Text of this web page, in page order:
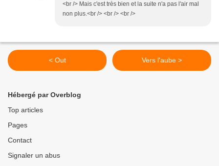
<br /> Mais c'est très bien et la suite n'a pas l'air mal
non plus.<br /> <br /> <br />
< Out Vers l'aube >
Hébergé par Overblog
Top articles
Pages
Contact
Signaler un abus